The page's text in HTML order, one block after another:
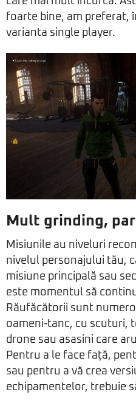
foarte bine, am preferat,
varianta single player.
Mult grinding,
Misiunile au niveluri
nivelul personajului tău,
misiune principală sau
este momentul să
Răufăcătorii sunt
oameni-tanc, cu scuturi,
drone sau asasini care
Pentru a le face față,
sau pentru a vă crea
echipamentelor, trebuie